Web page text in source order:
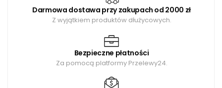
Darmowa dostawa przy zakupach od 2000 zł
Z wyjątkiem produktów dłużycowych.
Bezpieczne płatności
Za pomocą platformy Przelewy24.